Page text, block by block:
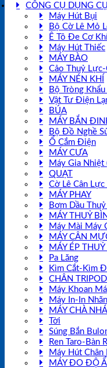
CÔNG CỤ DỤNG
Máy Hút Bụi
Bộ Cờ Lê Mỏ
Ê Tô Đe Cơ Khí
Máy Hút Thiếc
MÁY BÀO
Cảo Thuỷ Lực-
MÁY NÉN KHÍ
Bộ Tròng Khẩu
Vật Tư Điện
BÚA
MÁY BẮN
Bộ Đồ Nghề
Ổ Cắm Điện
MÁY CƯA
Máy Gia Nhiệt
QUẠT
Cờ Lê Cân Lực
MÁY PHAY
Bơm Dầu
MÁY THUỶ
Máy Mài Máy
MÁY CÂN
MÁY ÉP
Pa Lăng
Kìm Cắt-Kìm
CHÂN
Máy Khoan
Máy In-In
MÁY CHÀ
Tời
Súng Bắn
Ren Taro-Bàn
Máy Hút Chân
MÁY ĐO ĐỘ